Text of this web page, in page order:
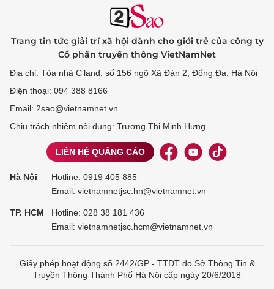
Trang tin tức giải trí xã hội dành cho giới trẻ của công ty
Cổ phần truyền thông VietNamNet
Địa chỉ: Tòa nhà C’land, số 156 ngõ Xã Đàn 2, Đống Đa, Hà Nội
Điện thoại: 094 388 8166
Email: 2sao@vietnamnet.vn
Chịu trách nhiệm nội dung: Trương Thị Minh Hưng
LIÊN HỆ QUẢNG CÁO
Hà Nội Hotline: 0919 405 885
Email: vietnamnetjsc.hn@vietnamnet.vn
TP. HCM Hotline: 028 38 181 436
Email: vietnamnetjsc.hcm@vietnamnet.vn
Giấy phép hoạt động số 2442/GP - TTĐT do Sở Thông Tin &
Truyền Thông Thành Phố Hà Nội cấp ngày 20/6/2018